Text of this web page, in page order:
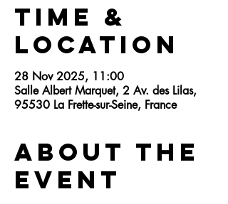
Time &
Location
28 Nov 2025, 11:00
Salle Albert Marquet, 2 Av. des Lilas,
95530 La Frette-sur-Seine, France
About the
event